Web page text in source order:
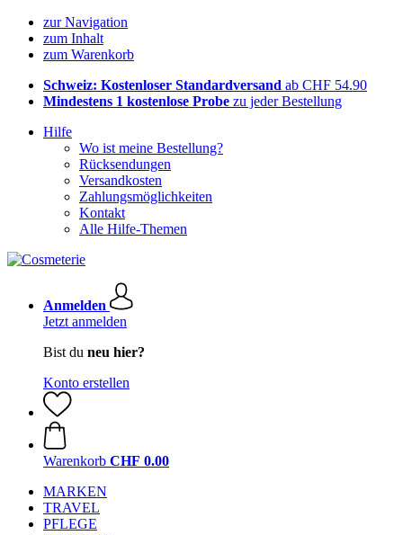
zur Navigation
zum Inhalt
zum Warenkorb
Schweiz: Kostenloser Standardversand ab CHF 54.90
Mindestens 1 kostenlose Probe zu jeder Bestellung
Hilfe
Wo ist meine Bestellung?
Rücksendungen
Versandkosten
Zahlungsmöglichkeiten
Kontakt
Alle Hilfe-Themen
Anmelden
Jetzt anmelden
Bist du neu hier?
Konto erstellen
Warenkorb CHF 0.00
MARKEN
TRAVEL
PFLEGE